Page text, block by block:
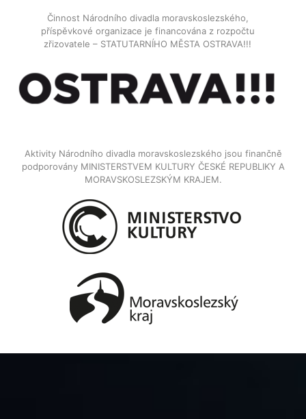
Činnost Národního divadla moravskoslezského,
příspěvkové organizace je financována z rozpočtu
zřizovatele – STATUTARNÍHO MĚSTA OSTRAVA!!!
Aktivity Národního divadla moravskoslezského jsou finančně
podporovány MINISTERSTVEM KULTURY ČESKÉ REPUBLIKY A
MORAVSKOSLEZSKÝM KRAJEM.